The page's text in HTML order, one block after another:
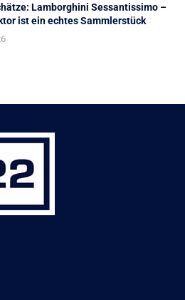
Lamborghini Sessantissimo –
ist ein echtes Sammlerstück